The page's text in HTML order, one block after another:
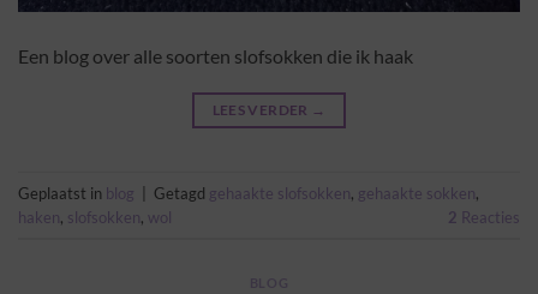
Een blog over alle soorten slofsokken die ik haak
LEES VERDER →
Geplaatst in blog Getagd gehaakte slofsokken, gehaakte sokken,
haken, slofsokken, wol 2 Reacties
BLOG